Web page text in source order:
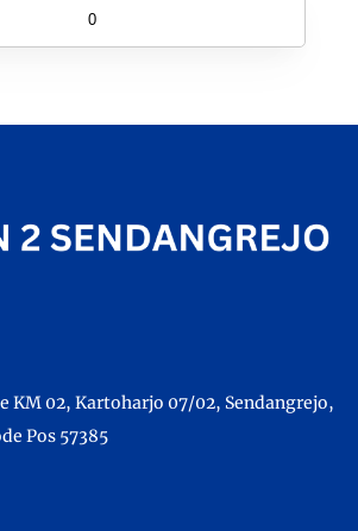
0
KM 02, Kartoharjo 07/02, Sendangrejo,
Pos 57385